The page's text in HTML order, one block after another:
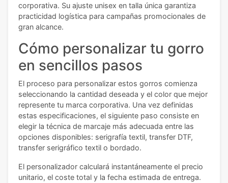
corporativa. Su ajuste unisex en talla única garantiza
practicidad logística para campañas promocionales de
gran alcance.
Cómo personalizar tu gorro
en sencillos pasos
El proceso para personalizar estos gorros comienza
seleccionando la cantidad deseada y el color que mejor
represente tu marca corporativa. Una vez definidas
estas especificaciones, el siguiente paso consiste en
elegir la técnica de marcaje más adecuada entre las
opciones disponibles: serigrafía textil, transfer DTF,
transfer serigráfico textil o bordado.
El personalizador calculará instantáneamente el precio
unitario, el coste total y la fecha estimada de entrega.